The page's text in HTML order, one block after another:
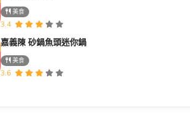
美食
3.4
嘉義陳 砂鍋魚頭迷你鍋
美食
3.6